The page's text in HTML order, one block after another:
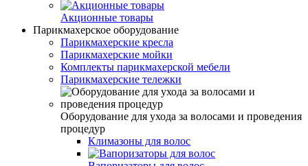
Акционные товары
Парикмахерское оборудование
Парикмахерские кресла
Парикмахерские мойки
Комплекты парикмахерской мебели
Парикмахерские тележки
Оборудование для ухода за волосами и проведения
процедур
Климазоны для волос